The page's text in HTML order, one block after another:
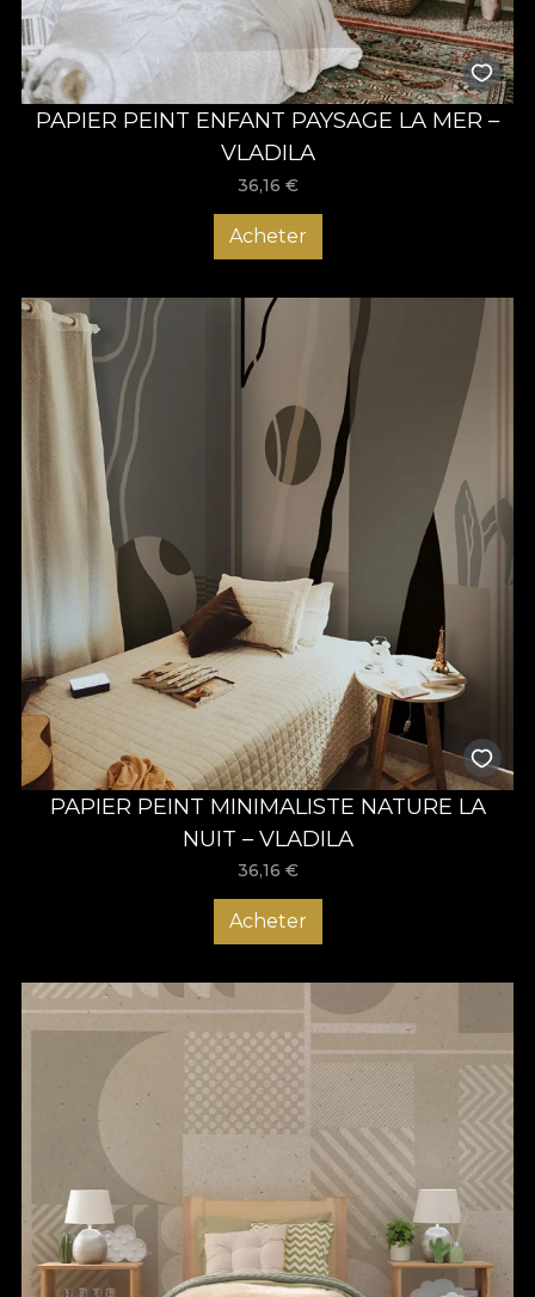
PAPIER PEINT ENFANT PAYSAGE LA MER –
VLADILA
36,16 €
Acheter
PAPIER PEINT MINIMALISTE NATURE LA
NUIT – VLADILA
36,16 €
Acheter